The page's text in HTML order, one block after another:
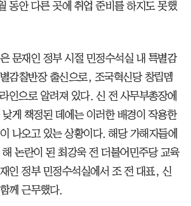
동안 다른 곳에 취업 준비를 하지도 못했
문재인 정부 시절 민정수석실 내 특별감
감찰반장 출신으로, 조국혁신당 창립멤
인으로 알려져 있다. 신 전 사무부총장에
게 책정된 데에는 이러한 배경이 작용한
나오고 있는 상황이다. 해당 가해자들에
논란이 된 최강욱 전 더불어민주당 교육
인 정부 민정수석실에서 조 전 대표, 신
께 근무했다.